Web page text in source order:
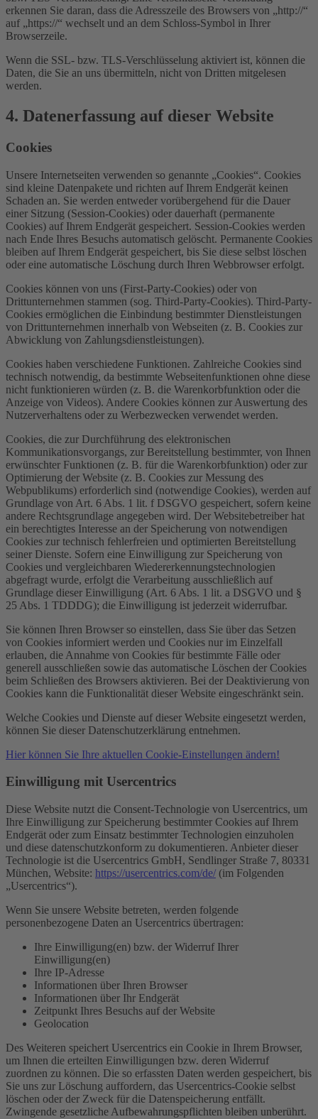
erkennen Sie daran, dass die Adresszeile des Browsers von „http://“
auf „https://“ wechselt und an dem Schloss-Symbol in Ihrer
Browserzeile.
Wenn die SSL- bzw. TLS-Verschlüsselung aktiviert ist, können die
Daten, die Sie an uns übermitteln, nicht von Dritten mitgelesen
werden.
4. Datenerfassung auf dieser Website
Cookies
Unsere Internetseiten verwenden so genannte „Cookies“. Cookies
sind kleine Datenpakete und richten auf Ihrem Endgerät keinen
Schaden an. Sie werden entweder vorübergehend für die Dauer
einer Sitzung (Session-Cookies) oder dauerhaft (permanente
Cookies) auf Ihrem Endgerät gespeichert. Session-Cookies werden
nach Ende Ihres Besuchs automatisch gelöscht. Permanente Cookies
bleiben auf Ihrem Endgerät gespeichert, bis Sie diese selbst löschen
oder eine automatische Löschung durch Ihren Webbrowser erfolgt.
Cookies können von uns (First-Party-Cookies) oder von
Drittunternehmen stammen (sog. Third-Party-Cookies). Third-Party-
Cookies ermöglichen die Einbindung bestimmter Dienstleistungen
von Drittunternehmen innerhalb von Webseiten (z. B. Cookies zur
Abwicklung von Zahlungsdienstleistungen).
Cookies haben verschiedene Funktionen. Zahlreiche Cookies sind
technisch notwendig, da bestimmte Webseitenfunktionen ohne diese
nicht funktionieren würden (z. B. die Warenkorbfunktion oder die
Anzeige von Videos). Andere Cookies können zur Auswertung des
Nutzerverhaltens oder zu Werbezwecken verwendet werden.
Cookies, die zur Durchführung des elektronischen
Kommunikationsvorgangs, zur Bereitstellung bestimmter, von Ihnen
erwünschter Funktionen (z. B. für die Warenkorbfunktion) oder zur
Optimierung der Website (z. B. Cookies zur Messung des
Webpublikums) erforderlich sind (notwendige Cookies), werden auf
Grundlage von Art. 6 Abs. 1 lit. f DSGVO gespeichert, sofern keine
andere Rechtsgrundlage angegeben wird. Der Websitebetreiber hat
ein berechtigtes Interesse an der Speicherung von notwendigen
Cookies zur technisch fehlerfreien und optimierten Bereitstellung
seiner Dienste. Sofern eine Einwilligung zur Speicherung von
Cookies und vergleichbaren Wiedererkennungstechnologien
abgefragt wurde, erfolgt die Verarbeitung ausschließlich auf
Grundlage dieser Einwilligung (Art. 6 Abs. 1 lit. a DSGVO und §
25 Abs. 1 TDDDG); die Einwilligung ist jederzeit widerrufbar.
Sie können Ihren Browser so einstellen, dass Sie über das Setzen
von Cookies informiert werden und Cookies nur im Einzelfall
erlauben, die Annahme von Cookies für bestimmte Fälle oder
generell ausschließen sowie das automatische Löschen der Cookies
beim Schließen des Browsers aktivieren. Bei der Deaktivierung von
Cookies kann die Funktionalität dieser Website eingeschränkt sein.
Welche Cookies und Dienste auf dieser Website eingesetzt werden,
können Sie dieser Datenschutzerklärung entnehmen.
Hier können Sie Ihre aktuellen Cookie-Einstellungen ändern!
Einwilligung mit Usercentrics
Diese Website nutzt die Consent-Technologie von Usercentrics, um
Ihre Einwilligung zur Speicherung bestimmter Cookies auf Ihrem
Endgerät oder zum Einsatz bestimmter Technologien einzuholen
und diese datenschutzkonform zu dokumentieren. Anbieter dieser
Technologie ist die Usercentrics GmbH, Sendlinger Straße 7, 80331
München, Website: https://usercentrics.com/de/ (im Folgenden
„Usercentrics“).
Wenn Sie unsere Website betreten, werden folgende
personenbezogene Daten an Usercentrics übertragen:
Ihre Einwilligung(en) bzw. der Widerruf Ihrer
Einwilligung(en)
Ihre IP-Adresse
Informationen über Ihren Browser
Informationen über Ihr Endgerät
Zeitpunkt Ihres Besuchs auf der Website
Geolocation
Des Weiteren speichert Usercentrics ein Cookie in Ihrem Browser,
um Ihnen die erteilten Einwilligungen bzw. deren Widerruf
zuordnen zu können. Die so erfassten Daten werden gespeichert, bis
Sie uns zur Löschung auffordern, das Usercentrics-Cookie selbst
löschen oder der Zweck für die Datenspeicherung entfällt.
Zwingende gesetzliche Aufbewahrungspflichten bleiben unberührt.